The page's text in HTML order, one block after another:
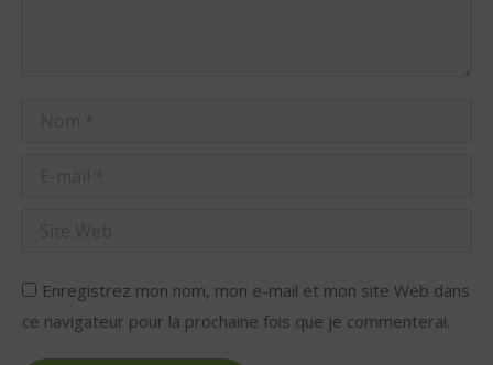
Enregistrez mon nom, mon e-mail et mon site Web dans
ce navigateur pour la prochaine fois que je commenterai.